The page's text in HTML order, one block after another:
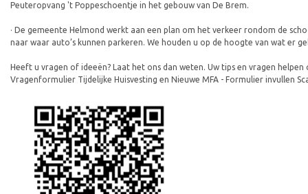
Peuteropvang 't Poppeschoentje in het gebouw van De Brem.
· De gemeente Helmond werkt aan een plan om het verkeer rondom de
naar waar auto’s kunnen parkeren. We houden u op de hoogte van wat er
Heeft u vragen of ideeën? Laat het ons dan weten. Uw tips en vragen
Vragenformulier Tijdelijke Huisvesting en Nieuwe MFA - Formulier invullen